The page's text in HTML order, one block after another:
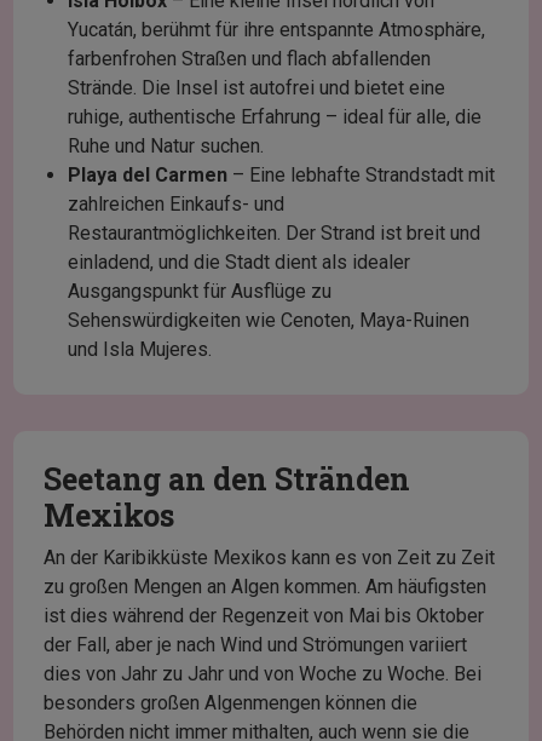
Yucatán, berühmt für ihre entspannte Atmosphäre,
farbenfrohen Straßen und flach abfallenden
Strände. Die Insel ist autofrei und bietet eine
ruhige, authentische Erfahrung – ideal für alle, die
Ruhe und Natur suchen.
Playa del Carmen – Eine lebhafte Strandstadt mit
zahlreichen Einkaufs- und
Restaurantmöglichkeiten. Der Strand ist breit und
einladend, und die Stadt dient als idealer
Ausgangspunkt für Ausflüge zu
Sehenswürdigkeiten wie Cenoten, Maya-Ruinen
und Isla Mujeres.
Seetang an den Stränden
Mexikos
An der Karibikküste Mexikos kann es von Zeit zu Zeit
zu großen Mengen an Algen kommen. Am häufigsten
ist dies während der Regenzeit von Mai bis Oktober
der Fall, aber je nach Wind und Strömungen variiert
dies von Jahr zu Jahr und von Woche zu Woche. Bei
besonders großen Algenmengen können die
Behörden nicht immer mithalten, auch wenn sie die